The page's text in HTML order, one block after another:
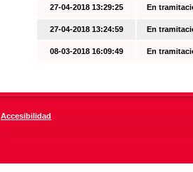
27-04-2018 13:29:25 En
27-04-2018 13:24:59 En
08-03-2018 16:09:49 En
Accesibilidad